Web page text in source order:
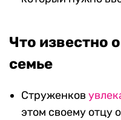
Что известно
семье
Струженков
этом своему отцу